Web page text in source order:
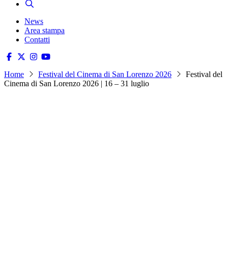
News
Area stampa
Contatti
Home Festival del Cinema di San Lorenzo 2026
Festival del
Cinema di San Lorenzo 2026 | 16 – 31 luglio